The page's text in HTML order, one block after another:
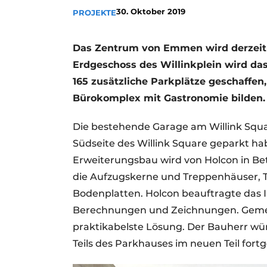
Ein Stellenangebot registrieren
PROJEKTE30. Oktober 2019
Das Zentrum von Emmen wird
Erdgeschoss des Willinkplein wird
165 zusätzliche Parkplätze
Bürokomplex mit Gastronomie bilden.
Die bestehende Garage am Willink
Südseite des Willink Square geparkt
Erweiterungsbau wird von Holcon in
die Aufzugskerne und Treppenhäuser,
Bodenplatten. Holcon beauftragte
Berechnungen und Zeichnungen.
praktikabelste Lösung. Der Bauherr
Teils des Parkhauses im neuen Teil